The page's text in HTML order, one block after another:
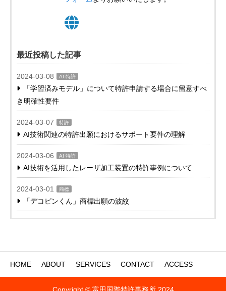
最近投稿した記事
2024-03-08 AI 特許
「学習済みモデル」について特許申請する場合に留意すべ
き明確性要件
2024-03-07 特許
AI技術関連の特許出願におけるサポート要件の理解
2024-03-06 AI 特許
AI技術を活用したレーザ加工装置の特許事例について
2024-03-01 商標
「デコピンくん」商標出願の波紋
HOME ABOUT SERVICES CONTACT ACCESS